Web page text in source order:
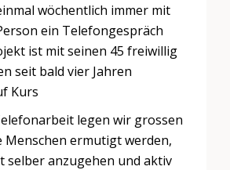
wöchentlich immer mit
ein Telefongespräch
ist mit seinen 45 freiwillig
seit bald vier Jahren
Kurs
legen wir grossen
Menschen ermutigt werden,
selber anzugehen und aktiv